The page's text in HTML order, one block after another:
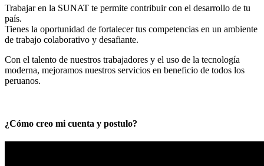
Trabajar en la SUNAT te permite contribuir con el desarrollo de tu
país.
Tienes la oportunidad de fortalecer tus competencias en un ambiente
de trabajo colaborativo y desafiante.
Con el talento de nuestros trabajadores y el uso de la tecnología
moderna, mejoramos nuestros servicios en beneficio de todos los
peruanos.
¿Cómo creo mi cuenta y postulo?